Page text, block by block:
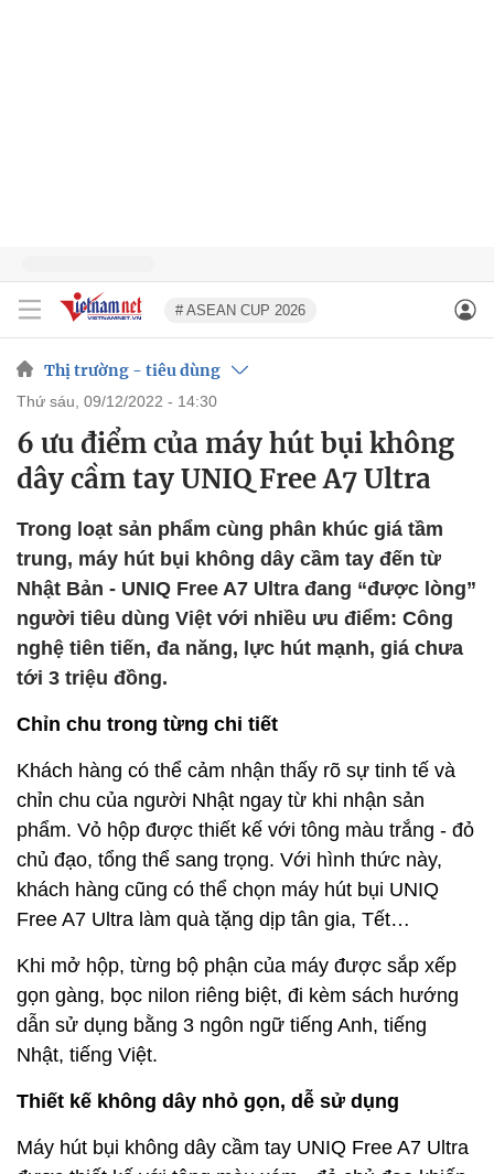
# ASEAN CUP 2026
Thị trường - tiêu dùng
thứ sáu, 09/12/2022 - 14:30
6 ưu điểm của máy hút bụi không
dây cầm tay UNIQ Free A7 Ultra
Trong loạt sản phẩm cùng phân khúc giá tầm
trung, máy hút bụi không dây cầm tay đến từ
Nhật Bản - UNIQ Free A7 Ultra đang “được lòng”
người tiêu dùng Việt với nhiều ưu điểm: Công
nghệ tiên tiến, đa năng, lực hút mạnh, giá chưa
tới 3 triệu đồng.
Chỉn chu trong từng chi tiết
Khách hàng có thể cảm nhận thấy rõ sự tinh tế và
chỉn chu của người Nhật ngay từ khi nhận sản
phẩm. Vỏ hộp được thiết kế với tông màu trắng - đỏ
chủ đạo, tổng thể sang trọng. Với hình thức này,
khách hàng cũng có thể chọn máy hút bụi UNIQ
Free A7 Ultra làm quà tặng dịp tân gia, Tết…
Khi mở hộp, từng bộ phận của máy được sắp xếp
gọn gàng, bọc nilon riêng biệt, đi kèm sách hướng
dẫn sử dụng bằng 3 ngôn ngữ tiếng Anh, tiếng
Nhật, tiếng Việt.
Thiết kế không dây nhỏ gọn, dễ sử dụng
Máy hút bụi không dây cầm tay UNIQ Free A7 Ultra